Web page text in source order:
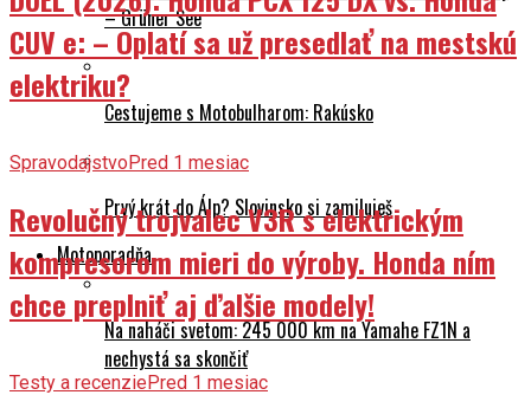
– Grüner See
Cestujeme s Motobulharom: Rakúsko
Prvý krát do Álp? Slovinsko si zamiluješ
Motoporadňa
Na naháči svetom: 245 000 km na Yamahe FZ1N a
nechystá sa skončiť
CUV e: – Oplatí sa už presedlať na mestskú
elektriku?
SpravodajstvoPred 1 mesiac
Revolučný trojvalec V3R s elektrickým
kompresorom mieri do výroby. Honda ním
chce preplniť aj ďalšie modely!
Testy a recenziePred 1 mesiac